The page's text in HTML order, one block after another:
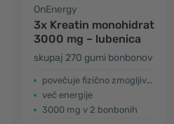
OnEnergy
3x Kreatin monohidrat
3000 mg – lubenica
skupaj 270 gumi bonbonov
povečuje fizično zmogljivost
več energije
3000 mg v 2 bonbonih